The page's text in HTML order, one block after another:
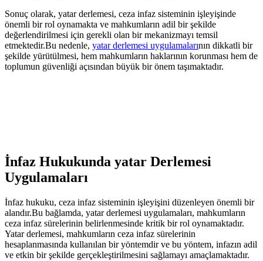
Sonuç olarak, yatar derlemesi, ceza infaz sisteminin işleyişinde
önemli​ bir rol oynamakta ve mahkumların adil bir şekilde
değerlendirilmesi için gerekli olan bir mekanizmayı temsil​
etmektedir.Bu nedenle, yatar derlemesi uygulamalarının dikkatli bir
şekilde‍ yürütülmesi, hem mahkumların haklarının ⁢korunması hem⁤ de
toplumun güvenliği açısından büyük⁣ bir önem taşımaktadır.
İnfaz Hukukunda yatar Derlemesi
Uygulamaları
İnfaz hukuku,⁤ ceza infaz sisteminin işleyişini düzenleyen önemli bir
alandır.Bu bağlamda, yatar derlemesi uygulamaları, mahkumların
ceza infaz sürelerinin belirlenmesinde kritik bir⁤ rol oynamaktadır.
Yatar derlemesi, mahkumların ceza infaz sürelerinin
hesaplanmasında kullanılan bir yöntemdir ve bu yöntem, ⁣infazın adil
ve etkin bir şekilde gerçekleştirilmesini sağlamayı amaçlamaktadır.